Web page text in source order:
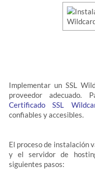
Implementar un SSL
proveedor adecuado.
Certificado SSL
confiables y accesibles.
El proceso de instalación
y el servidor de
siguientes pasos: